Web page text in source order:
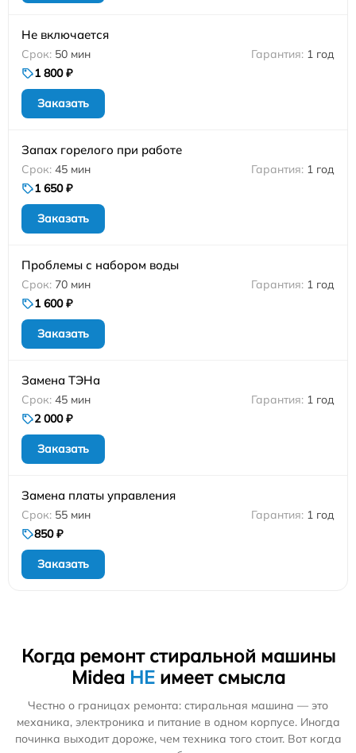
Не включается
50 мин
1 год
1 800 ₽
Заказать
Запах горелого при работе
45 мин
1 год
1 650 ₽
Заказать
Проблемы с набором воды
70 мин
1 год
1 600 ₽
Заказать
Замена ТЭНа
45 мин
1 год
2 000 ₽
Заказать
Замена платы управления
55 мин
1 год
850 ₽
Заказать
Когда ремонт стиральной машины
Midea НЕимеет смысла
Честно о границах ремонта: стиральная машина — это
механика, электроника и питание в одном корпусе. Иногда
починка выходит дороже, чем техника того стоит. Вот когда